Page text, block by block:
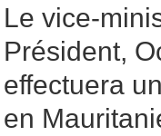
Le vice-
Président,
effectuera
en